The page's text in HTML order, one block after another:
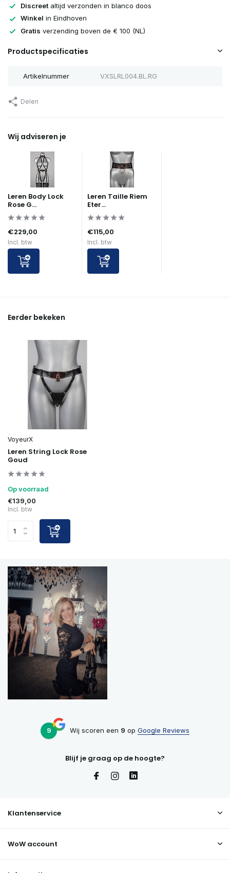
Discreet altijd verzonden in blanco doos
Winkel in Eindhoven
Gratis verzending boven de € 100 (NL)
Productspecificaties
Artikelnummer VXSLRL004.BL.RG
Delen
Wij adviseren je
Leren Body Lock
Rose G...
€229,00
Incl. btw
Leren Taille Riem
Eter...
€115,00
Incl. btw
Eerder bekeken
VoyeurX
Leren String Lock Rose
Goud
Op voorraad
€139,00
Incl. btw
9 Wij scoren een 9 op Google Reviews
Blijf je graag op de hoogte?
Klantenservice
WoW account